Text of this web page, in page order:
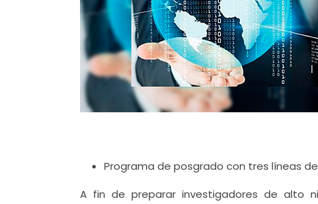
Programa de posgrado con tres líneas
A fin de preparar investigadores de alto